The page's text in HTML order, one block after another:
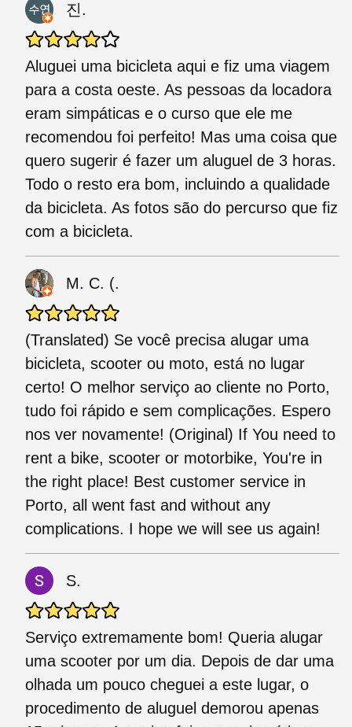
진.
Aluguei uma bicicleta aqui e fiz uma viagem
para a costa oeste. As pessoas da locadora
eram simpáticas e o curso que ele me
recomendou foi perfeito! Mas uma coisa que
quero sugerir é fazer um aluguel de 3 horas.
Todo o resto era bom, incluindo a qualidade
da bicicleta. As fotos são do percurso que fiz
com a bicicleta.
M. C. (.
(Translated) Se você precisa alugar uma
bicicleta, scooter ou moto, está no lugar
certo! O melhor serviço ao cliente no Porto,
tudo foi rápido e sem complicações. Espero
nos ver novamente! (Original) If You need to
rent a bike, scooter or motorbike, You're in
the right place! Best customer service in
Porto, all went fast and without any
complications. I hope we will see us again!
S.
Serviço extremamente bom! Queria alugar
uma scooter por um dia. Depois de dar uma
olhada um pouco cheguei a este lugar, o
procedimento de aluguel demorou apenas